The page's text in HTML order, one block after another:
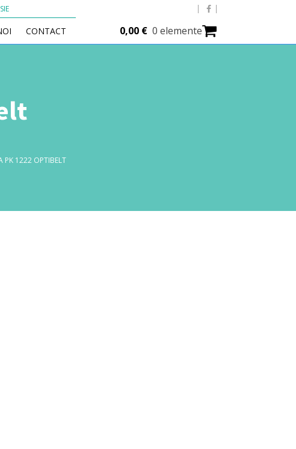
CONTACT 0,00 € 0 elemente
PK 1222 OPTIBELT